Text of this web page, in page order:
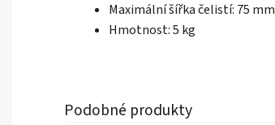
Maximální šířka čelistí: 75 mm
Hmotnost: 5 kg